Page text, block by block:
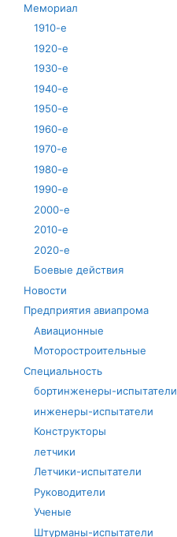
Мемориал
1910-е
1920-е
1930-е
1940-е
1950-е
1960-е
1970-е
1980-е
1990-е
2000-е
2010-е
2020-е
Боевые действия
Новости
Предприятия авиапрома
Авиационные
Моторостроительные
Специальность
бортинженеры-испытатели
инженеры-испытатели
Конструкторы
летчики
Летчики-испытатели
Руководители
Ученые
Штурманы-испытатели